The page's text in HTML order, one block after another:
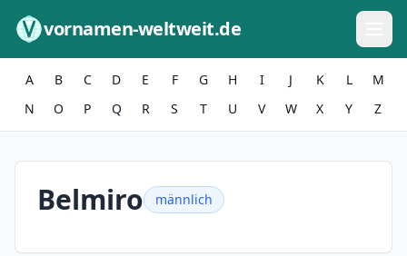
vornamen-weltweit.de
A B C D E F G H I J K L
M
N
O P Q R S T U V W X Y Z
Belmiro männlich